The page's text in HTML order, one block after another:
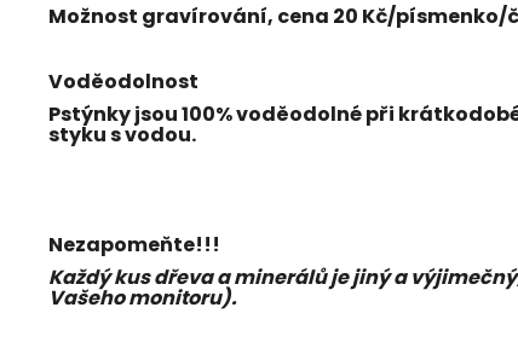
Možnost gravírování, cena 20 Kč/
Voděodolnost
Pstýnky jsou 100% voděodolné při
styku s vodou.
Nezapomeňte!!!
Každý kus dřeva a minerálů je jiný a
Vašeho monitoru).